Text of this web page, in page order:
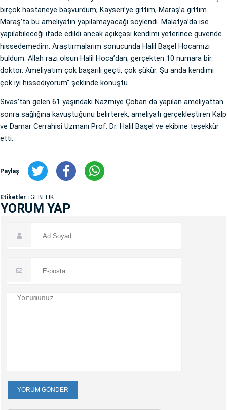
birçok hastaneye başvurdum; Kayseri’ye gittim, Maraş’a gittim.
Maraş’ta bu ameliyatın yapılamayacağı söylendi. Malatya’da ise
yapılabileceği ifade edildi ancak açıkçası kendimi yeterince güvende
hissedemedim. Araştırmalarım sonucunda Halil Başel Hocamızı
buldum. Allah razı olsun Halil Hoca’dan; gerçekten 10 numara bir
doktor. Ameliyatım çok başarılı geçti, çok şükür. Şu anda kendimi
çok iyi hissediyorum" şeklinde konuştu.
Sivas’tan gelen 61 yaşındaki Nazmiye Çoban da yapılan ameliyattan
sonra sağlığına kavuştuğunu belirterek, ameliyatı gerçekleştiren Kalp
ve Damar Cerrahisi Uzmanı Prof. Dr. Halil Başel ve ekibine teşekkür
etti.
Paylaş
Etiketler : GEBELİK
YORUM YAP
YORUM GÖNDER